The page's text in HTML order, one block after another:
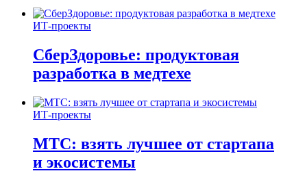
ИТ-проекты
СберЗдоровье: продуктовая
разработка в медтехе
ИТ-проекты
МТС: взять лучшее от стартапа
и экосистемы